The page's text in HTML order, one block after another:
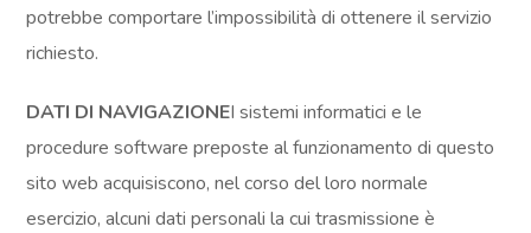
potrebbe comportare l’impossibilità di ottenere il servizio
richiesto.
DATI DI NAVIGAZIONEI sistemi informatici e le
procedure software preposte al funzionamento di questo
sito web acquisiscono, nel corso del loro normale
esercizio, alcuni dati personali la cui trasmissione è